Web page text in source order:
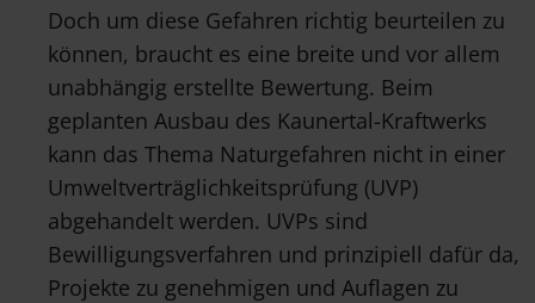
Doch um diese Gefahren richtig beurteilen zu
können, braucht es eine breite und vor allem
unabhängig erstellte Bewertung. Beim
geplanten Ausbau des Kaunertal-Kraftwerks
kann das Thema Naturgefahren nicht in einer
Umweltverträglichkeitsprüfung (UVP)
abgehandelt werden. UVPs sind
Bewilligungsverfahren und prinzipiell dafür da,
Projekte zu genehmigen und Auflagen zu